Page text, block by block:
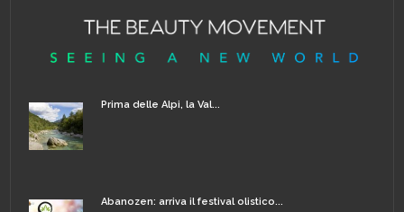
Prima delle Alpi, la Val...
Abanozen: arriva il festival olistico...